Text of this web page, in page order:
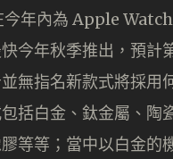
年內為 Apple Watch
今年秋季推出，預計
無指名新款式將採用
括白金、鈦金屬、陶
等等；當中以白金的